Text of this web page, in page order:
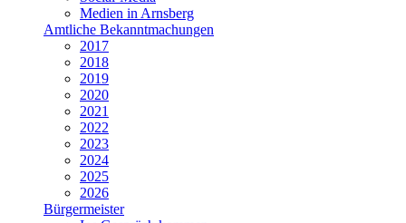
Medien in Arnsberg
Amtliche Bekanntmachungen
2017
2018
2019
2020
2021
2022
2023
2024
2025
2026
Bürgermeister